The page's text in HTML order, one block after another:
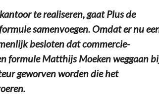
te realiseren, gaat Plus de
samenvoegen. Omdat er nu
besloten dat commercie-
formule Matthijs Moeken weggaan
geworven worden die het